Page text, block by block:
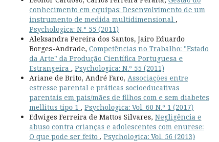
conhecimento em equipas: Desenvolvimento de um
instrumento de medida multidimensional ,
Psychologica: N.º 55 (2011)
Aleksandra Pereira dos Santos, Jairo Eduardo
Borges-Andrade, Competências no Trabalho: "Estado
da Arte" da Produção Científica Portuguesa e
Estrangeira , Psychologica: N.º 55 (2011)
Ariane de Brito, André Faro, Associações entre
estresse parental e práticas socioeducativas
parentais em pais/mães de filhos com e sem diabetes
mellitus tipo 1 , Psychologica: Vol. 60 N.º 1 (2017)
Edwiges Ferreira de Mattos Silvares, Negligência e
abuso contra crianças e adolescentes com enurese:
O que pode ser feito , Psychologica: Vol. 56 (2013)